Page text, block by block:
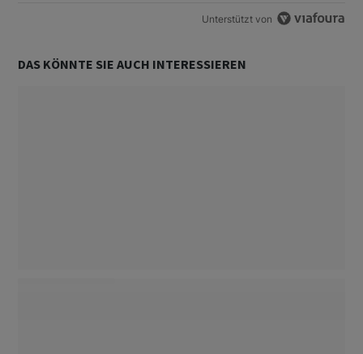
Unterstützt von
DAS KÖNNTE SIE AUCH INTERESSIEREN